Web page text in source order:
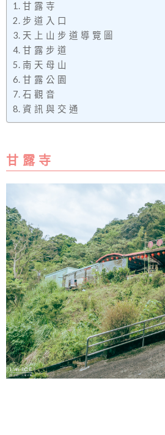
甘 露 寺
步 道 入 口
天 上 山 步 道 導 覽 圖
甘 露 步 道
南 天 母 山
甘 露 公 園
石 觀 音
資 訊 與 交 通
甘 露 寺